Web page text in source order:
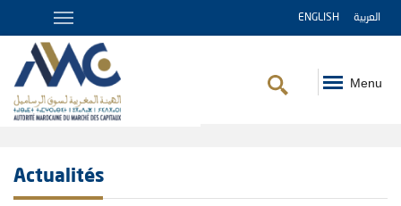
ENGLISH العربية
Menu
Actualités